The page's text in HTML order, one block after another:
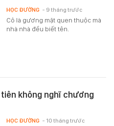
Cô là gương mặt quen thuộc mà
nhà nhà đều biết tên.
HỌC ĐƯỜNG - 9 tháng trước
không nghĩ chương
HỌC ĐƯỜNG - 10 tháng trước